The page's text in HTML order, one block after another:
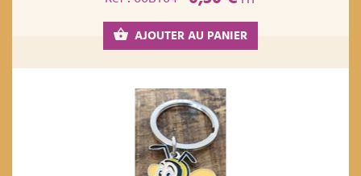
AJOUTER AU PANIER